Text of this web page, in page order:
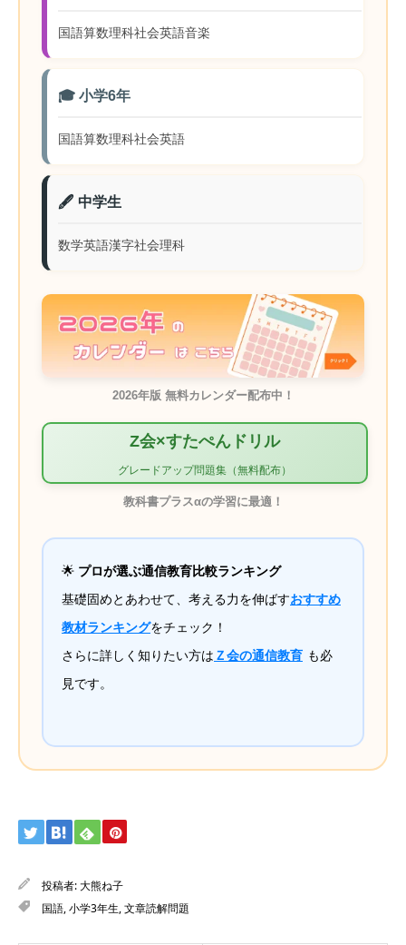
国語算数理科社会英語音楽
🎓 小学6年
国語算数理科社会英語
🖋️ 中学生
数学英語漢字社会理科
2026年版 無料カレンダー配布中！
Z会×すたぺんドリル
グレードアップ問題集（無料配布）
教科書プラスαの学習に最適！
🌟 プロが選ぶ通信教育比較ランキング
基礎固めとあわせて、考える力を伸ばすおすすめ
教材ランキングをチェック！
さらに詳しく知りたい方は Ｚ会の通信教育 も必
見です。
投稿者:大熊ね子
国語,小学3年生,文章読解問題